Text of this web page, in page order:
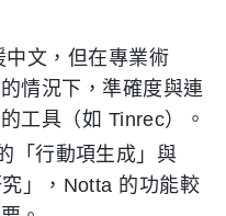
中文，但在專業術
情況下，準確度與連
工具（如 Tinrec）。
「行動項生成」與
」，Notta 的功能較